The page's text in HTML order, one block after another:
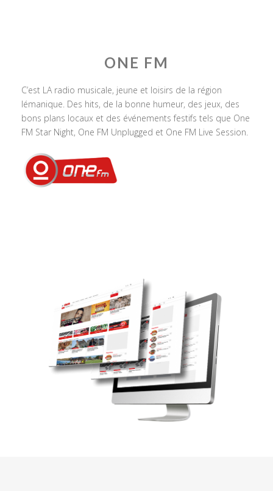
ONE FM
C’est LA radio musicale, jeune et loisirs de la région
lémanique. Des hits, de la bonne humeur, des jeux, des
bons plans locaux et des événements festifs tels que One
FM Star Night, One FM Unplugged et One FM Live Session.